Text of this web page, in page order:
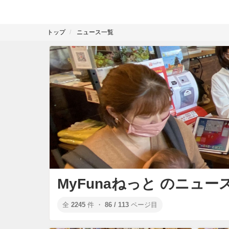
トップ ニュース一覧
MyFunaねっと のニュー
全 2245 件 ・ 86 / 113 ページ目